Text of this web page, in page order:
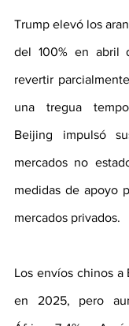
Trump elevó los
del 100% en abril
revertir
una tregua
Beijing impulsó
mercados no
medidas de apoyo
mercados privados.
Los envíos chinos a
en 2025, pero